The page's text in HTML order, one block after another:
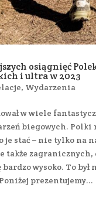
osiągnięć
i ultra w 2023
, Wydarzenia
w wiele
biegowych. Polki
je stać – nie tylko na
także zagranicznych,
bardzo wysoko. To był
prezentujemy...